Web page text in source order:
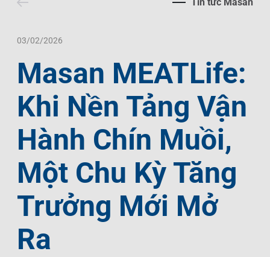
Tin Đầu Tư Tại Việt Nam
Thông Cáo Báo Chí
Ngôn Ngữ
VI
03/02/2026
Masan MEATLife:
Khi Nền Tảng Vận
Hành Chín Muồi,
Một Chu Kỳ Tăng
Trưởng Mới Mở
Ra